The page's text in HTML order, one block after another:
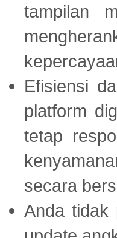
tampilan
Efisiensi
platform
tetap
secara
Anda